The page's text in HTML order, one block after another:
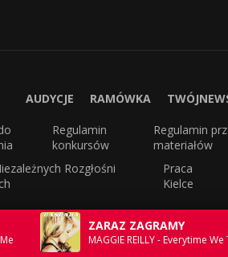
ZARAZ ZAGRAMY
MAGGIE REILLY - Everytime
AUDYCJE RAMÓWKA
Regulamin
konkursów
Regulamin
materiałów
Rozgłośni
Praca
Kielce